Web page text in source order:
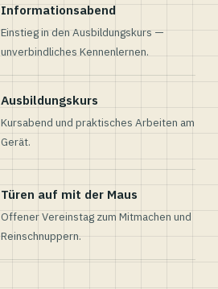
Informationsabend
Einstieg in den Ausbildungskurs —
unverbindliches Kennenlernen.
Ausbildungskurs
Kursabend und praktisches Arbeiten am
Gerät.
Türen auf mit der Maus
Offener Vereinstag zum Mitmachen und
Reinschnuppern.